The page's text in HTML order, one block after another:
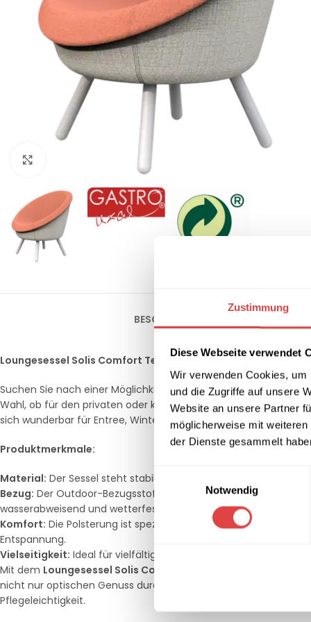
Zustimmung
Diese Webseite verwendet
Wir verwenden Cookies,
und die Zugriffe auf unsere
Website an unsere Partner
möglicherweise mit
der Dienste gesammelt
Einwilligungsauswahl
Notwendig
BESCHREIBUNG
Loungesessel Solis Comfort Terra – Ein Stück Luxus für Ihre
Suchen Sie nach einer Möglichkeit, Ihren Raum mit Stil und
Wahl, ob für den privaten oder kommerziellen Gebrauch.
sich wunderbar für Entree, Wintergarten, Terrasse sowie für
Produktmerkmale:
Material: Der Sessel steht stabil auf einem 4-Bein-Gestell aus
Bezug: Der Outdoor-Bezugsstoff Horizon in Farbe Terra
wasserabweisend und wetterfest.
Komfort: Die Polsterung ist speziell entwickelt, um auch bei
Entspannung.
Vielseitigkeit: Ideal für vielfältige Einsatzorte – von der
Mit dem Loungesessel Solis Comfort
heben Sie die
nicht nur optischen Genuss durch seine lebendige Farbe und
Pflegeleichtigkeit.